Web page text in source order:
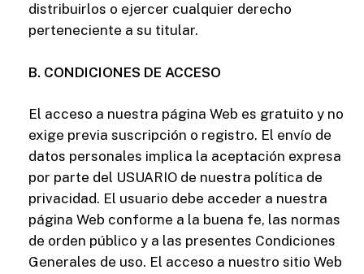
distribuirlos o ejercer cualquier derecho
perteneciente a su titular.
B. CONDICIONES DE ACCESO
El acceso a nuestra página Web es gratuito y no
exige previa suscripción o registro. El envío de
datos personales implica la aceptación expresa
por parte del USUARIO de nuestra política de
privacidad. El usuario debe acceder a nuestra
página Web conforme a la buena fe, las normas
de orden público y a las presentes Condiciones
Generales de uso. El acceso a nuestro sitio Web